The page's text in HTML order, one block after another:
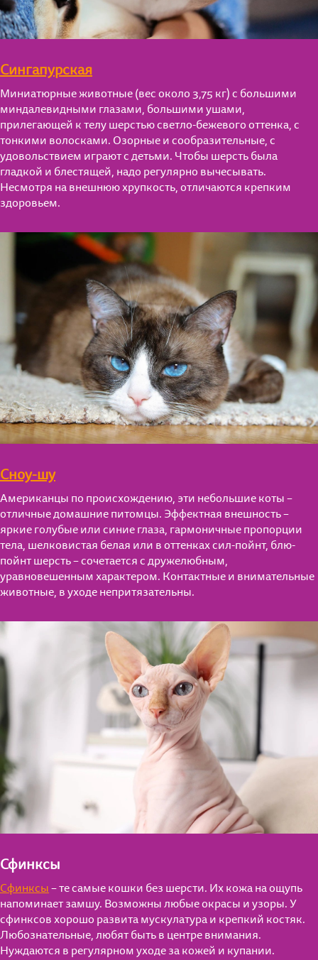
Сингапурская
Миниатюрные животные (вес около 3,75 кг) с большими
миндалевидными глазами, большими ушами,
прилегающей к телу шерстью светло-бежевого оттенка, с
тонкими волосками. Озорные и сообразительные, с
удовольствием играют с детьми. Чтобы шерсть была
гладкой и блестящей, надо регулярно вычесывать.
Несмотря на внешнюю хрупкость, отличаются крепким
здоровьем.
Сноу-шу
Американцы по происхождению, эти небольшие коты –
отличные домашние питомцы. Эффектная внешность –
яркие голубые или синие глаза, гармоничные пропорции
тела, шелковистая белая или в оттенках сил-пойнт, блю-
пойнт шерсть – сочетается с дружелюбным,
уравновешенным характером. Контактные и внимательные
животные, в уходе непритязательны.
Сфинксы
Сфинксы– те самые кошки без шерсти. Их кожа на ощупь
напоминает замшу. Возможны любые окрасы и узоры. У
сфинксов хорошо развита мускулатура и крепкий костяк.
Любознательные, любят быть в центре внимания.
Нуждаются в регулярном уходе за кожей и купании.